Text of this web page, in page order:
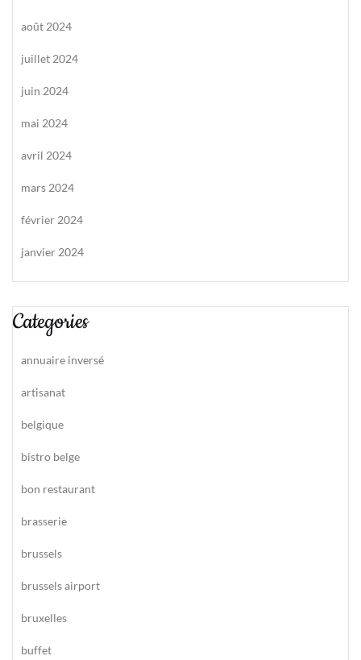
août 2024
juillet 2024
juin 2024
mai 2024
avril 2024
mars 2024
février 2024
janvier 2024
Categories
annuaire inversé
artisanat
belgique
bistro belge
bon restaurant
brasserie
brussels
brussels airport
bruxelles
buffet